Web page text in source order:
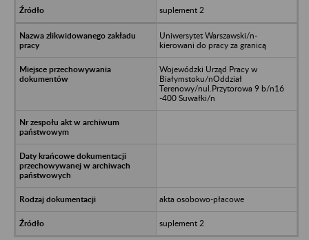
suplement 2
Uniwersytet Warszawski/n-
kierowani do pracy za granicą
Wojewódzki Urząd Pracy w
Białymstoku/nOddział
Terenowy/nul.Przytorowa 9 b/n16
-400 Suwałki/n
akta osobowo-płacowe
suplement 2